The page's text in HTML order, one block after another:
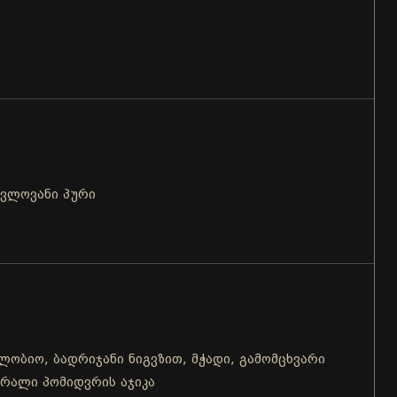
პური
ბადრიჯანი ნიგვზით, მჭადი, გამომცხვარი
პომიდვრის აჯიკა